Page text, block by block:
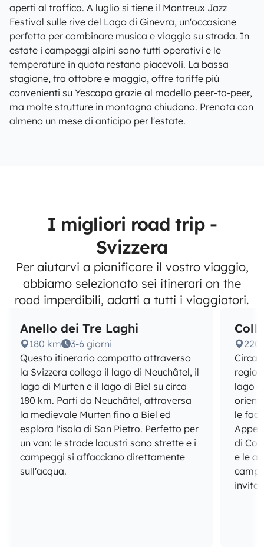
aperti al traffico. A luglio si tiene il Montreux Jazz
Festival sulle rive del Lago di Ginevra, un'occasione
perfetta per combinare musica e viaggio su strada. In
estate i campeggi alpini sono tutti operativi e le
temperature in quota restano piacevoli. La bassa
stagione, tra ottobre e maggio, offre tariffe più
convenienti su Yescapa grazie al modello peer-to-peer,
ma molte strutture in montagna chiudono. Prenota con
almeno un mese di anticipo per l'estate.
I migliori road trip -
Svizzera
Per aiutarvi a pianificare il vostro viaggio,
abbiamo selezionato sei itinerari on the
road imperdibili, adatti a tutti i viaggiatori.
Anello dei Tre Laghi
180 km
3-6 giorni
Questo itinerario compatto attraverso
la Svizzera collega il lago di Neuchâtel, il
lago di Murten e il lago di Biel su circa
180 km. Parti da Neuchâtel, attraversa
la medievale Murten fino a Biel ed
esplora l'isola di San Pietro. Perfetto per
un van: le strade lacustri sono strette e i
campeggi si affacciano direttamente
sull'acqua.
220
Circa
lago
le
di
e le